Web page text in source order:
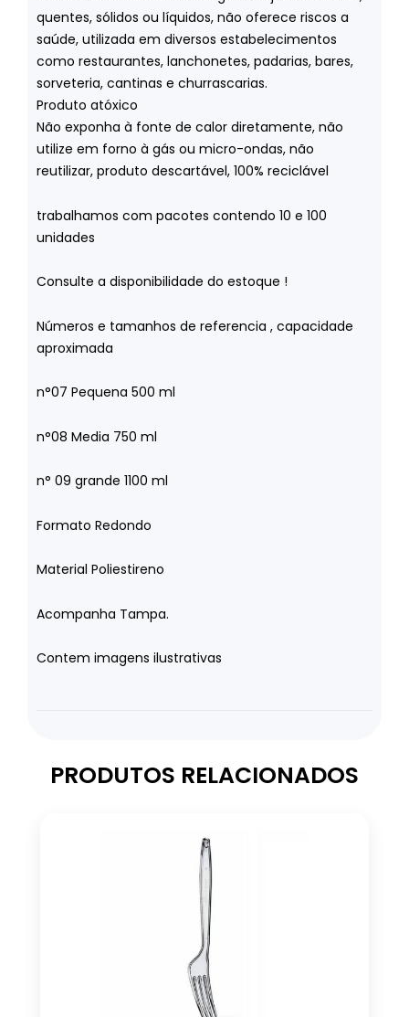
quentes, sólidos ou líquidos, não oferece riscos a
saúde, utilizada em diversos estabelecimentos
como restaurantes, lanchonetes, padarias, bares,
sorveteria, cantinas e churrascarias.
Produto atóxico
Não exponha à fonte de calor diretamente, não
utilize em forno à gás ou micro-ondas, não
reutilizar, produto descartável, 100% reciclável
trabalhamos com pacotes contendo 10 e 100
unidades
Consulte a disponibilidade do estoque !
Números e tamanhos de referencia , capacidade
aproximada
n°07 Pequena 500 ml
n°08 Media 750 ml
n° 09 grande 1100 ml
Formato Redondo
Material Poliestireno
Acompanha Tampa.
Contem imagens ilustrativas
PRODUTOS RELACIONADOS